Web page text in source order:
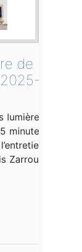
de
lumières
minutes
Zarrouk